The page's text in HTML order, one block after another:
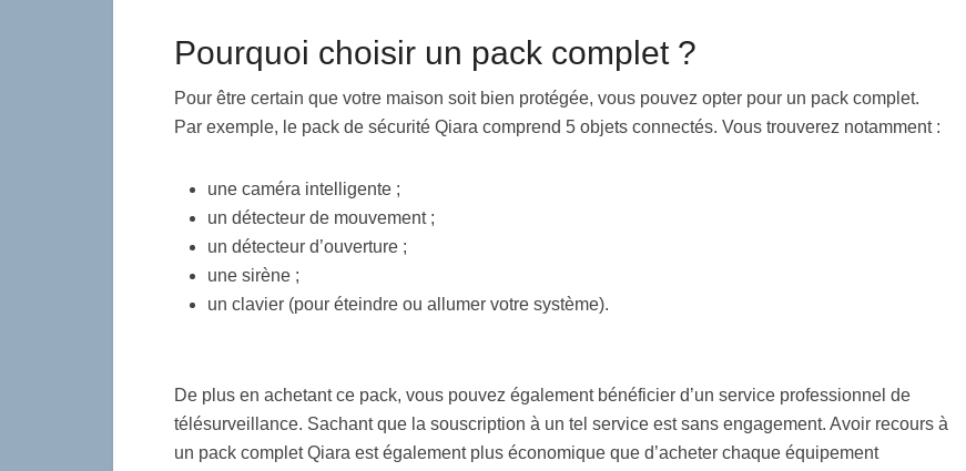
Pourquoi choisir un pack complet ?
Pour être certain que votre maison soit bien protégée, vous pouvez opter pour un pack complet.
Par exemple, le pack de sécurité Qiara comprend 5 objets connectés. Vous trouverez notamment :
une caméra intelligente ;
un détecteur de mouvement ;
un détecteur d’ouverture ;
une sirène ;
un clavier (pour éteindre ou allumer votre système).
De plus en achetant ce pack, vous pouvez également bénéficier d’un service professionnel de
télésurveillance. Sachant que la souscription à un tel service est sans engagement. Avoir recours à
un pack complet Qiara est également plus économique que d’acheter chaque équipement